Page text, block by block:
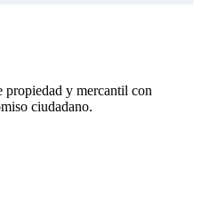
propiedad y mercantil con
ciudadano.